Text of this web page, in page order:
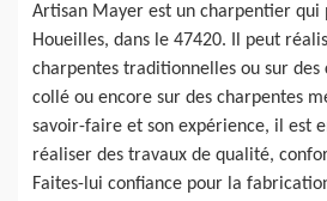
Artisan Mayer est un charpentier qui
Houeilles, dans le 47420. Il peut
charpentes traditionnelles ou sur
collé ou encore sur des charpentes
savoir-faire et son expérience, il est
réaliser des travaux de qualité,
Faites-lui confiance pour la